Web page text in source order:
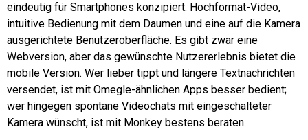
eindeutig für Smartphones konzipiert: Hochformat-Video,
intuitive Bedienung mit dem Daumen und eine auf die Kamera
ausgerichtete Benutzeroberfläche. Es gibt zwar eine
Webversion, aber das gewünschte Nutzererlebnis bietet die
mobile Version. Wer lieber tippt und längere Textnachrichten
versendet, ist mit Omegle-ähnlichen Apps besser bedient;
wer hingegen spontane Videochats mit eingeschalteter
Kamera wünscht, ist mit Monkey bestens beraten.